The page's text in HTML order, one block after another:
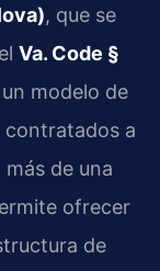
, que se
Va. Code §
modelo de
a
de una
ofrecer
de